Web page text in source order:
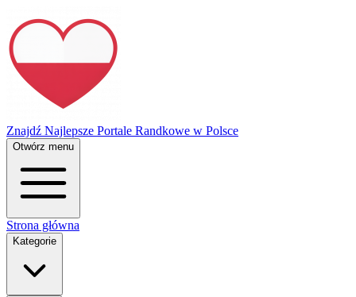
Znajdź Najlepsze Portale Randkowe w Polsce
Otwórz menu
Strona główna
Kategorie